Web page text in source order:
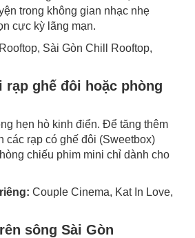
trong không gian nhạc nhẹ
cực kỳ lãng mạn.
Sài Gòn Chill Rooftop,
rạp ghế đôi hoặc phòng
hẹn hò kinh điển. Để tăng thêm
các rạp có ghế đôi (Sweetbox)
chiếu phim mini chỉ dành cho
Couple Cinema, Kat In Love,
sông Sài Gòn